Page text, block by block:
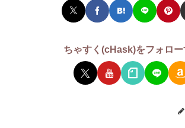
ちゃすく(cHask)をフォロー